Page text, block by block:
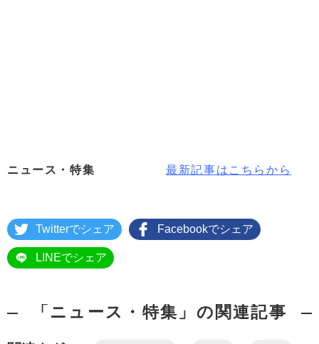
ニュース・特集 最新記事はこちらから
Twitterでシェア Facebookでシェア
LINEでシェア
「ニュース・特集」の関連記事